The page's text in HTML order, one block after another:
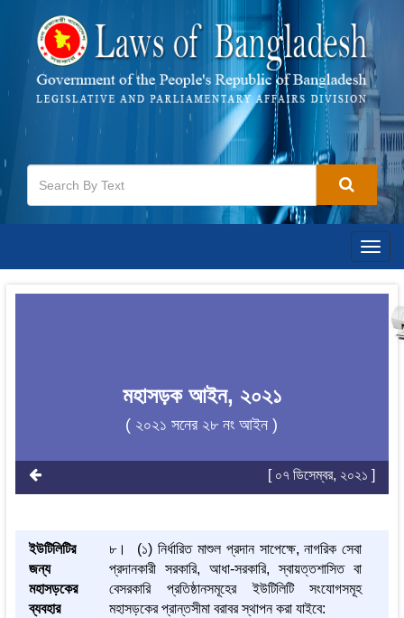
মহাসড়ক আইন, ২০২১
( ২০২১ সনের ২৮ নং আইন )
[ ০৭ ডিসেম্বর, ২০২১ ]
ইউটিলিটির
জন্য
মহাসড়কের
ব্যবহার
৮। (১) নির্ধারিত মাশুল প্রদান সাপেক্ষে, নাগরিক সেবা
প্রদানকারী সরকারি, আধা-সরকারি, স্বায়ত্তশাসিত বা
বেসরকারি প্রতিষ্ঠানসমূহের ইউটিলিটি সংযোগসমূহ
মহাসড়কের প্রান্তসীমা বরাবর স্থাপন করা যাইবে: